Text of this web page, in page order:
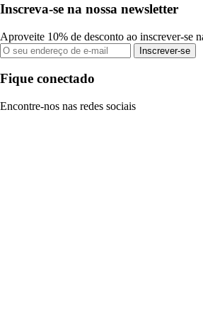
Inscreva-se na nossa newsletter
Aproveite 10% de desconto ao inscrever-se
Inscrever-se
Fique conectado
Encontre-nos nas redes sociais